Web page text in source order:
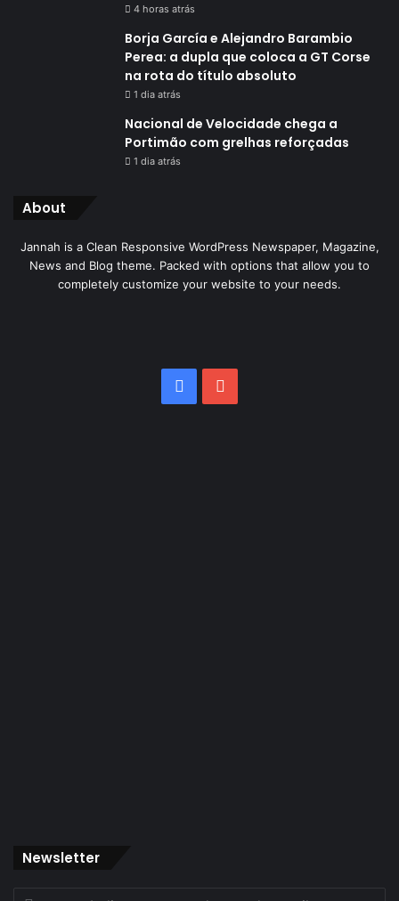
4 horas atrás
Borja García e Alejandro Barambio
Perea: a dupla que coloca a GT Corse
na rota do título absoluto
1 dia atrás
Nacional de Velocidade chega a
Portimão com grelhas reforçadas
1 dia atrás
About
Jannah is a Clean Responsive WordPress Newspaper, Magazine,
News and Blog theme. Packed with options that allow you to
completely customize your website to your needs.
Facebook
Newsletter